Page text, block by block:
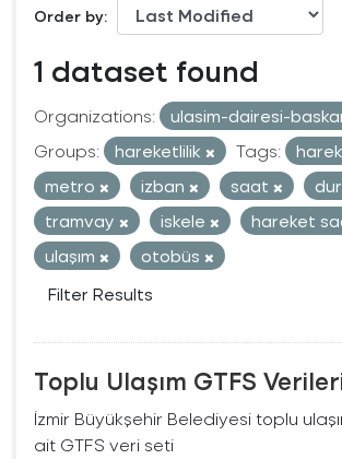
Order by
1 dataset found
Organizations:
ulasim-dairesi-
Groups:
hareketlilik Tags:
metro
izban saat
tramvay
iskele
hareket
ulaşım
otobüs
Filter Results
Toplu Ulaşım GTFS
İzmir Büyükşehir Belediyesi toplu
ait GTFS veri seti